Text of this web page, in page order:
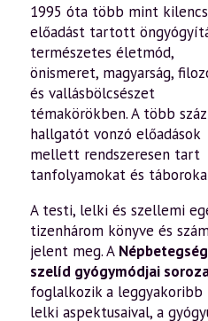
1995 óta több mint
előadást tartott
természetes életmód,
önismeret, magyarság,
és vallásbölcsészet
témakörökben. A több száz
hallgatót vonzó előadások
mellett rendszeresen tart
tanfolyamokat és
A testi, lelki és szellemi
tizenhárom könyve és
jelent meg. A
szelíd gyógymódjai
foglalkozik a leggyakoribb
lelki aspektusaival, a